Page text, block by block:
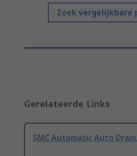
Zoek vergelijkbare
Gerelateerde Links
SMC Automatic Auto